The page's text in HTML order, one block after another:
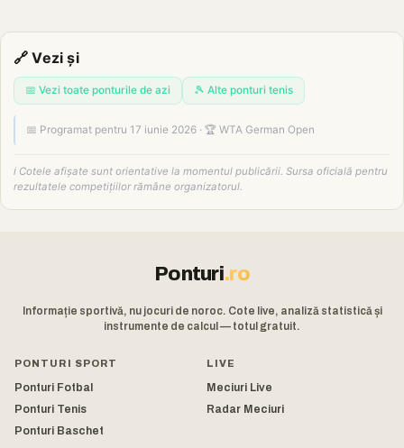
🔗 Vezi și
📅 Vezi toate ponturile de azi 🎾 Alte ponturi tenis
📅 Programat pentru 17 iunie 2026 · 🏆 WTA German Open
ℹ️ Cotele afișate sunt orientative la momentul publicării. Sursa oficială pentru
rezultatele competițiilor rămâne organizatorul.
Ponturi.ro
Informație sportivă, nu jocuri de noroc. Cote live, analiză statistică și
instrumente de calcul — totul gratuit.
PONTURI SPORT
Ponturi Fotbal
Ponturi Tenis
Ponturi Baschet
LIVE
Meciuri Live
Radar Meciuri